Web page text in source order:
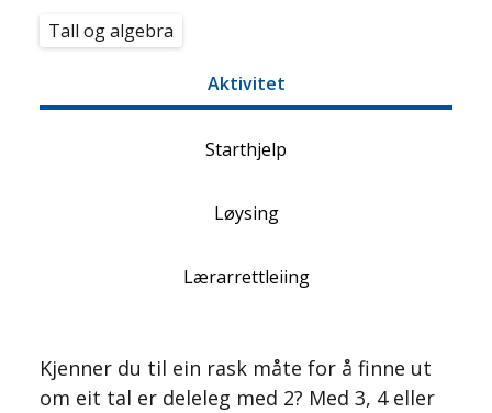
Tall og algebra
Aktivitet
Starthjelp
Løysing
Lærarrettleiing
Kjenner du til ein rask måte for å finne ut
om eit tal er deleleg med 2? Med 3, 4 eller